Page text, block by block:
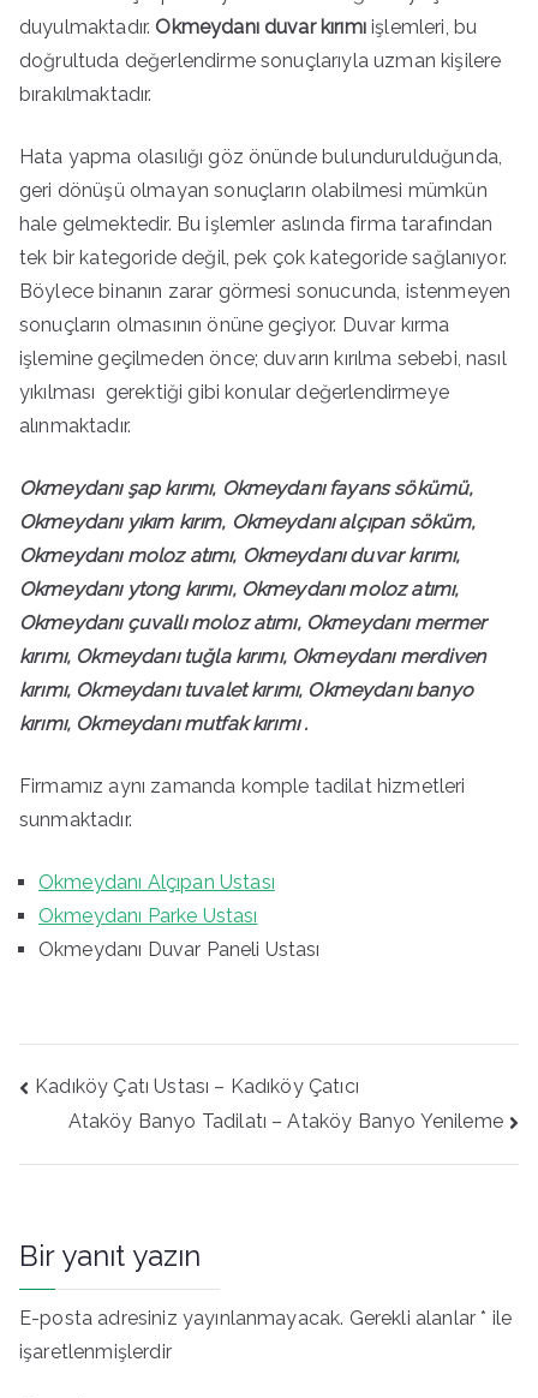
duyulmaktadır. Okmeydanı duvar kırımıişlemleri, bu
doğrultuda değerlendirme sonuçlarıyla uzman kişilere
bırakılmaktadır.
Hata yapma olasılığı göz önünde bulundurulduğunda,
geri dönüşü olmayan sonuçların olabilmesi mümkün
hale gelmektedir. Bu işlemler aslında firma tarafından
tek bir kategoride değil, pek çok kategoride sağlanıyor.
Böylece binanın zarar görmesi sonucunda, istenmeyen
sonuçların olmasının önüne geçiyor. Duvar kırma
işlemine geçilmeden önce; duvarın kırılma sebebi, nasıl
yıkılması gerektiği gibi konular değerlendirmeye
alınmaktadır.
Okmeydanı şap kırımı, Okmeydanı fayans sökümü,
Okmeydanı yıkım kırım, Okmeydanı alçıpan söküm,
Okmeydanı moloz atımı, Okmeydanı duvar kırımı,
Okmeydanı ytong kırımı, Okmeydanı moloz atımı,
Okmeydanı çuvallı moloz atımı, Okmeydanı mermer
kırımı, Okmeydanı tuğla kırımı, Okmeydanı merdiven
kırımı, Okmeydanı tuvalet kırımı, Okmeydanı banyo
kırımı, Okmeydanı mutfak kırımı .
Firmamız aynı zamanda komple tadilat hizmetleri
sunmaktadır.
Okmeydanı Alçıpan Ustası
Okmeydanı Parke Ustası
Okmeydanı Duvar Paneli Ustası
Yazı
gezinmesi
Kadıköy Çatı Ustası – Kadıköy Çatıcı
Ataköy Banyo Tadilatı – Ataköy Banyo Yenileme
Bir yanıt yazın
E-posta adresiniz yayınlanmayacak. Gerekli alanlar* ile
işaretlenmişlerdir